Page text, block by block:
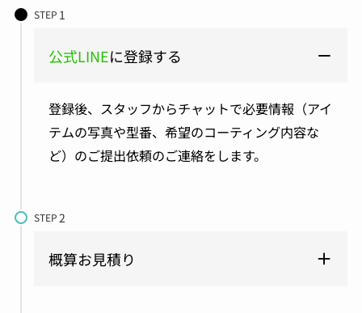
STEP
公式LINEに登録する
登録後、スタッフからチャットで必要情報（アイ
テムの写真や型番、希望のコーティング内容な
ど）のご提出依頼のご連絡をします。
STEP
概算お見積り